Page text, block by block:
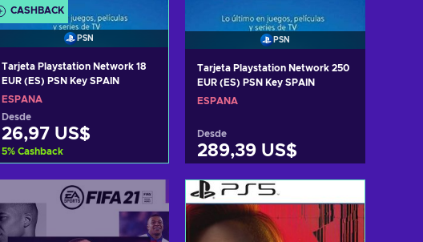
CASHBACK
PSN
Tarjeta Playstation Network 18
EUR (ES) PSN Key SPAIN
ESPAÑA
Desde
26,97 US$
5% Cashback
Añadir al carrito
Ver ofertas
PSN
Tarjeta Playstation Network 250
EUR (ES) PSN Key SPAIN
ESPAÑA
Desde
289,39 US$
Añadir al carrito
Ver ofertas